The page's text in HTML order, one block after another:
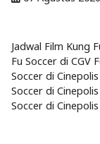
Jadwal Film Kung
Fu Soccer di CGV
Soccer di
Soccer di
Soccer di